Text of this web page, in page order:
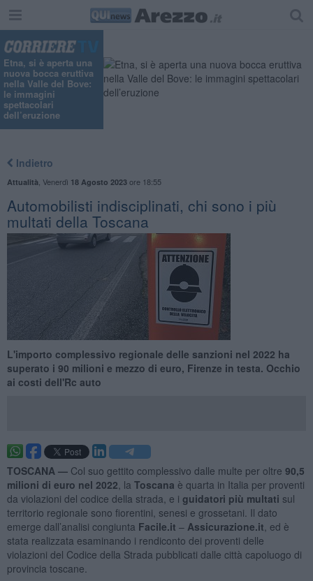
Etna, si è aperta una
nuova bocca eruttiva
nella Valle del Bove:
le immagini
spettacolari
dell’eruzione
Indietro
Attualità Venerdì 18 Agosto 2023ore 18:55
Automobilisti indisciplinati, chi sono i più
multati della Toscana
L'importo complessivo regionale delle sanzioni nel 2022 ha
superato i 90 milioni e mezzo di euro, Firenze in testa. Occhio
ai costi dell'Rc auto
TOSCANA — Col suo gettito complessivo dalle multe per oltre 90,5
milioni di euro nel 2022 , la Toscana è quarta in Italia per proventi
da violazioni del codice della strada, e i guidatori più multati sul
territorio regionale sono fiorentini, senesi e grossetani. Il dato
emerge dall’analisi congiunta Facile.it – Assicurazione.it , ed è
stata realizzata esaminando i rendiconto dei proventi delle
violazioni del Codice della Strada pubblicati dalle città capoluogo di
provincia toscane.